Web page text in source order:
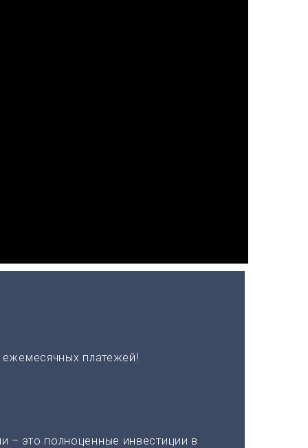
ежемесячных платежей!
– это полноценные инвестиции в